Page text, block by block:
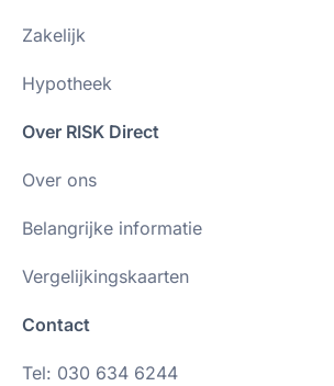
Zakelijk
Hypotheek
Over RISK Direct
Over ons
Belangrijke informatie
Vergelijkingskaarten
Contact
Tel: 030 634 6244